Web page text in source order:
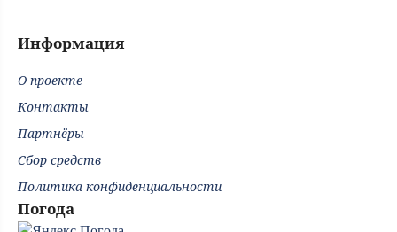
Информация
О проекте
Контакты
Партнёры
Сбор средств
Политика конфиденциальности
Погода